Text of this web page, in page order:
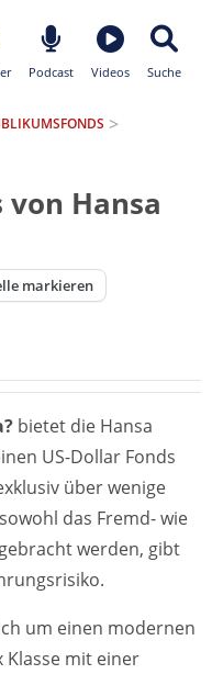
Podcast Videos Suche
von Hansa
markieren
bietet die Hansa
US-Dollar Fonds
über wenige
das Fremd- wie
werden, gibt
um einen modernen
mit einer